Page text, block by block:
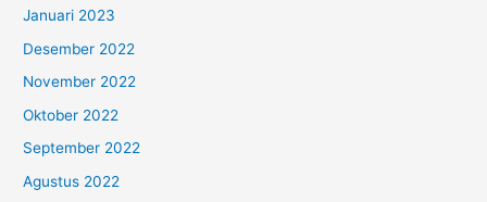
Januari 2023
Desember 2022
November 2022
Oktober 2022
September 2022
Agustus 2022